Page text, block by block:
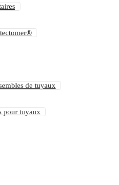
de tuyaux
pour tuyaux